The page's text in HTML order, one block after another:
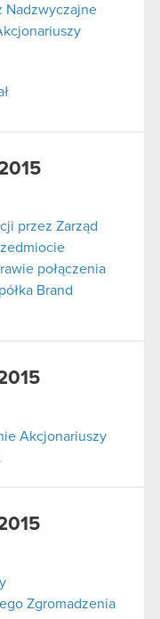
Nadzwyczajne
przez Zarząd
połączenia
Brand
Akcjonariuszy
Zgromadzenia